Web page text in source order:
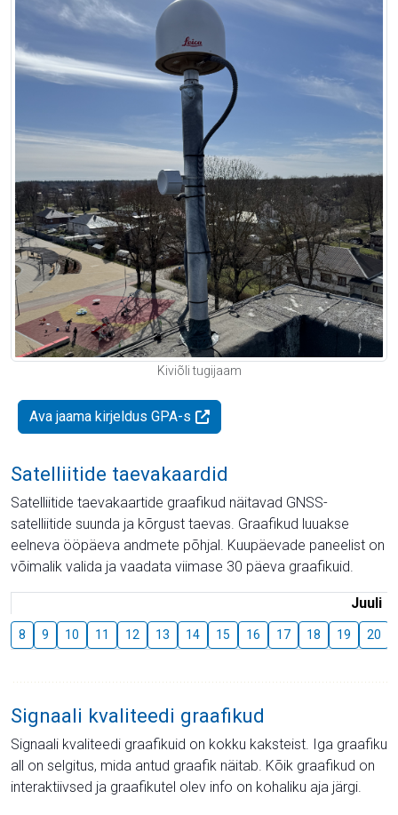
Kiviõli tugijaam
Ava jaama kirjeldus GPA-s
Satelliitide taevakaardid
Satelliitide taevakaartide graafikud näitavad GNSS-
satelliitide suunda ja kõrgust taevas. Graafikud luuakse
eelneva ööpäeva andmete põhjal. Kuupäevade paneelist on
võimalik valida ja vaadata viimase 30 päeva graafikuid.
Juuli
8 9 10 11 12 13 14 15 16 17 18 19 20
Signaali kvaliteedi graafikud
Signaali kvaliteedi graafikuid on kokku kaksteist. Iga graafiku
all on selgitus, mida antud graafik näitab. Kõik graafikud on
interaktiivsed ja graafikutel olev info on kohaliku aja järgi.